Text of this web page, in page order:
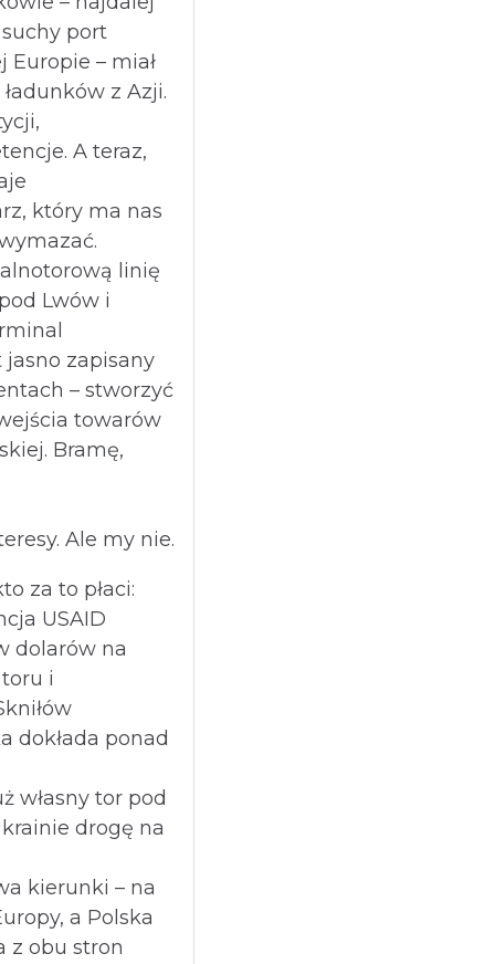
port
Europie – miał
z Azji.
A teraz,
który ma nas
linię
Lwów i
zapisany
– stworzyć
towarów
Bramę,
Ale my nie.
za to płaci:
USAID
dolarów na
i
dokłada ponad
własny tor pod
drogę na
kierunki – na
a Polska
z obu stron